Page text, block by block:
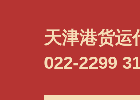
天津港货运
022-2299